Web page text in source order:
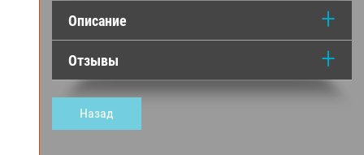
Описание
Отзывы
Назад